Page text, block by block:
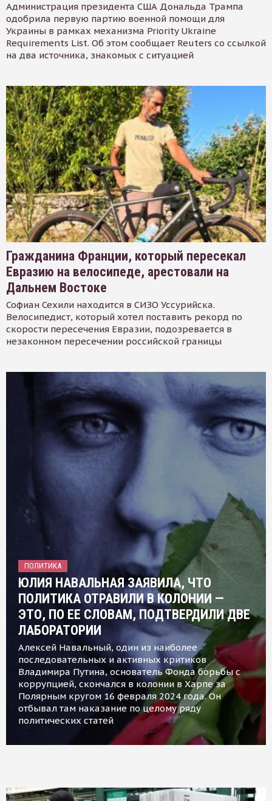
Администрация президента США Дональда Трампа
одобрила первую партию военной помощи для
Украины в рамках механизма Priority Ukraine
Requirements List. Об этом сообщает Reuters со ссылкой
на два источника, знакомых с ситуацией
Гражданина Франции, который пересекал
Евразию на велосипеде, арестовали на
Дальнем Востоке
Софиан Сехили находится в СИЗО Уссурийска.
Велосипедист, который хотел поставить рекорд по
скорости пересечения Евразии, подозревается в
незаконном пересечении российской границы
ПОЛИТИКА
ЮЛИЯ НАВАЛЬНАЯ ЗАЯВИЛА, ЧТО
ПОЛИТИКА ОТРАВИЛИ В КОЛОНИИ —
ЭТО, ПО ЕЕ СЛОВАМ, ПОДТВЕРДИЛИ ДВЕ
ЛАБОРАТОРИИ
Алексей Навальный, один из наиболее
последовательных и активных критиков
Владимира Путина, основатель Фонда борьбы с
коррупцией, скончался в колонии в Харпе за
Полярным кругом 16 февраля 2024 года. Он
отбывал там наказание по целому ряду
политических статей